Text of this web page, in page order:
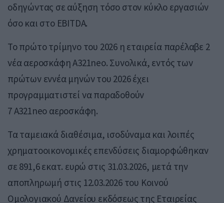
οδηγώντας σε αύξηση τόσο στον κύκλο εργασιών
όσο και στο EBITDA.
To πρώτο τρίμηνο του 2026 η εταιρεία παρέλαβε 2
νέα αεροσκάφη A321neo. Συνολικά, εντός των
πρώτων εννέα μηνών του 2026 έχει
προγραμματιστεί να παραδοθούν
7 A321neo αεροσκάφη.
Τα ταμειακά διαθέσιμα, ισοδύναμα και λοιπές
χρηματοοικονομικές επενδύσεις διαμορφώθηκαν
σε 891,6 εκατ. ευρώ στις 31.03.2026, μετά την
αποπληρωμή στις 12.03.2026 του Κοινού
Ομολογιακού Δανείου εκδόσεως της Εταιρείας